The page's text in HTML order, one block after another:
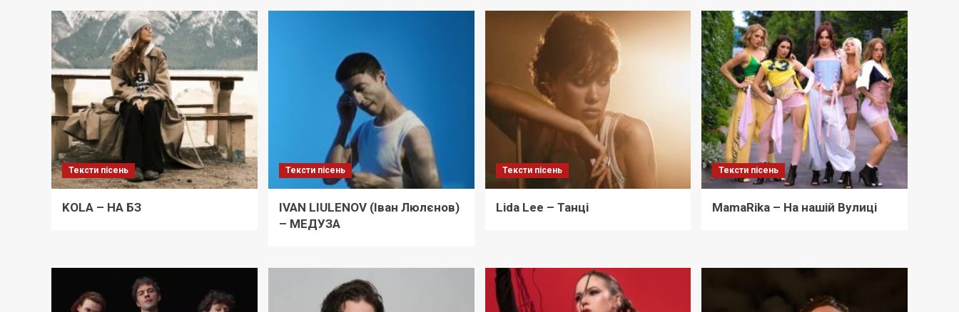
Тексти пісень
KOLA – НА БЗ
Тексти пісень
IVAN LIULENOV (Іван Люлєнов)
– МЕДУЗА
Тексти пісень
Lida Lee – Танці
Тексти пісень
MamaRika – На нашій Вулиці